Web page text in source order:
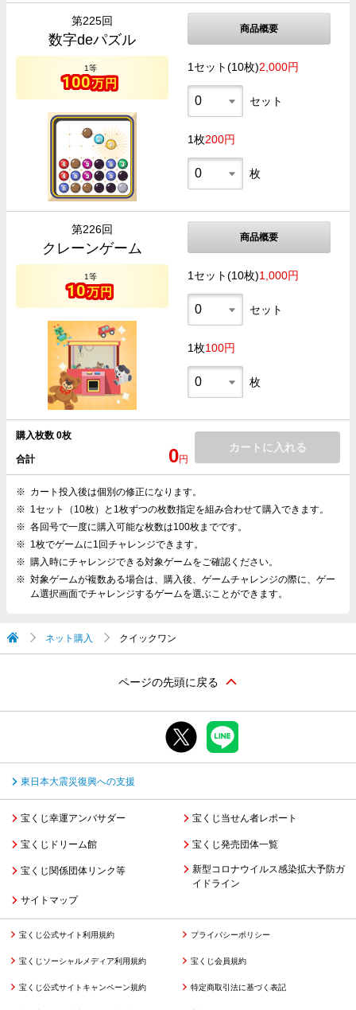
第225回
数字deパズル
1等
100万円
商品概要
1セット(10枚)2,000円
セット
1枚200円
枚
第226回
クレーンゲーム
1等
10万円
商品概要
1セット(10枚)1,000円
セット
1枚100円
枚
購入枚数 0枚
合計 0円
カートに入れる
カート投入後は個別の修正になります。
1セット（10枚）と1枚ずつの枚数指定を組み合わせて購入できます。
各回号で一度に購入可能な枚数は100枚までです。
1枚でゲームに1回チャレンジできます。
購入時にチャレンジできる対象ゲームをご確認ください。
対象ゲームが複数ある場合は、購入後、ゲームチャレンジの際に、ゲー
ム選択画面でチャレンジするゲームを選ぶことができます。
ネット購入 クイックワン
ページの先頭に戻る
東日本大震災復興への支援
宝くじ幸運アンバサダー 宝くじ当せん者レポート
宝くじドリーム館 宝くじ発売団体一覧
宝くじ関係団体リンク等
新型コロナウイルス感染拡大予防ガ
イドライン
サイトマップ
宝くじ公式サイト利用規約 プライバシーポリシー
宝くじソーシャルメディア利用規約 宝くじ会員規約
宝くじ公式サイトキャンペーン規約 特定商取引法に基づく表記